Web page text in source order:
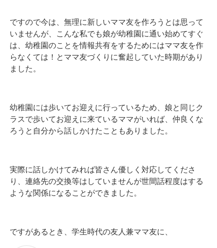
ですので今は、無理に新しいママ友を作ろうとは思って
いませんが、こんな私でも娘が幼稚園に通い始めてすぐ
は、幼稚園のことを情報共有をするためにはママ友を作
らなくては！とママ友づくりに奮起していた時期があり
ました。
幼稚園には歩いてお迎えに行っているため、娘と同じク
ラスで歩いてお迎えに来ているママがいれば、仲良くな
ろうと自分から話しかけたこともありました。
実際に話しかけてみれば皆さん優しく対応してくださ
り、連絡先の交換等はしていませんが世間話程度はする
ような関係になることができました。
ですがあるとき、学生時代の友人兼ママ友に、